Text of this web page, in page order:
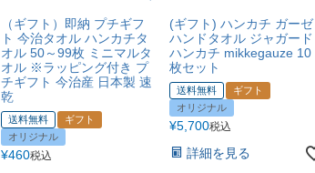
（ギフト）即納 プチギフ
ト 今治タオル ハンカチタ
オル 50～99枚 ミニマルタ
オル ※ラッピング付き プ
チギフト 今治産 日本製 速
乾
送料無料
ギフト
オリジナル
¥460税込
(ギフト) ハンカチ ガーゼ
ハンドタオル ジャガード
ハンカチ mikkegauze 10
枚セット
送料無料
ギフト
オリジナル
¥5,700税込
詳細を見る